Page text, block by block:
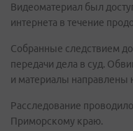
Видеоматериал был
интернета в течение
Собранные следствием
передачи дела в суд.
и материалы направлены
Расследование
Приморскому краю.